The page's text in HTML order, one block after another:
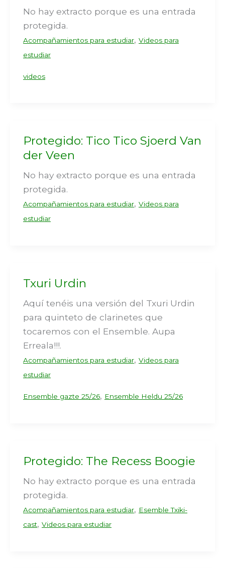
No hay extracto porque es una entrada
protegida.
Acompañamientos para estudiar, Videos para
estudiar
videos
Protegido: Tico Tico Sjoerd Van
der Veen
No hay extracto porque es una entrada
protegida.
Acompañamientos para estudiar, Videos para
estudiar
Txuri Urdin
Aquí tenéis una versión del Txuri Urdin
para quinteto de clarinetes que
tocaremos con el Ensemble. Aupa
Erreala!!!.
Acompañamientos para estudiar, Videos para
estudiar
Ensemble gazte 25/26, Ensemble Heldu 25/26
Protegido: The Recess Boogie
No hay extracto porque es una entrada
protegida.
Acompañamientos para estudiar, Esemble Txiki-
cast, Videos para estudiar